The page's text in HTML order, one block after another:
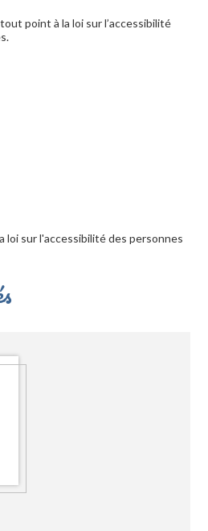
point à la loi sur l’accessibilité
loi sur l'accessibilité des personnes